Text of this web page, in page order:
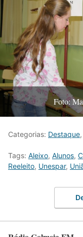
Foto:
Categorias: Destaque,
Tags: Aleixo, Alunos,
Reeleito, Unespar,